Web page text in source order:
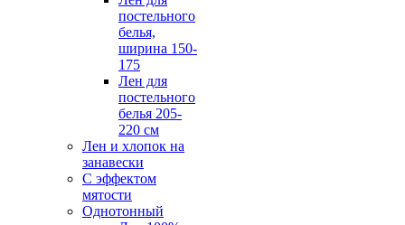
постельного
белья,
ширина 150-
175
Лен для
постельного
белья 205-
220 см
Лен и хлопок на
занавески
С эффектом
мятости
Однотонный